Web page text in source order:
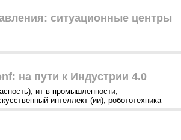
ситуационные центры
на пути к Индустрии 4.0
, ит в промышленности,
интеллект (ии), робототехника